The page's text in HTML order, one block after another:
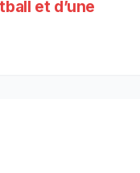
et d’une